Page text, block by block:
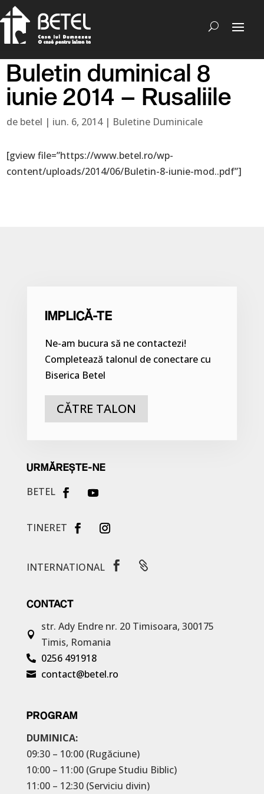
Buletin duminical 8
iunie 2014 – Rusaliile
de betel | iun. 6, 2014| Buletine Duminicale
[gview file=”https://www.betel.ro/wp-
content/uploads/2014/06/Buletin-8-iunie-mod..pdf”]
IMPLICĂ-TE
Ne-am bucura să ne contactezi!
Completează talonul de conectare cu
Biserica Betel
CĂTRE TALON
URMĂREȘTE-NE
BETEL
TINERET
INTERNATIONAL  
CONTACT

str. Ady Endre nr. 20 Timisoara, 300175
Timis, Romania
 0256 491918
 contact@betel.ro
PROGRAM
DUMINICA:
09:30 – 10:00 (Rugăciune)
10:00 – 11:00 (Grupe Studiu Biblic)
11:00 – 12:30 (Serviciu divin)